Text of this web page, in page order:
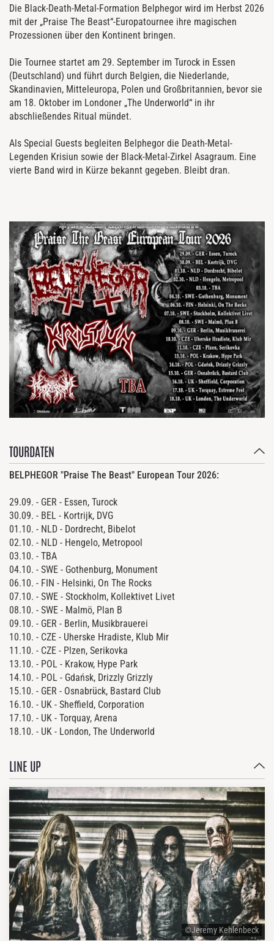
Die Black-Death-Metal-Formation Belphegor wird im Herbst 2026
mit der „Praise The Beast“-Europatournee ihre magischen
Prozessionen über den Kontinent bringen.
Die Tournee startet am 29. September im Turock in Essen
(Deutschland) und führt durch Belgien, die Niederlande,
Skandinavien, Mitteleuropa, Polen und Großbritannien, bevor sie
am 18. Oktober im Londoner „The Underworld“ in ihr
abschließendes Ritual mündet.
Als Special Guests begleiten Belphegor die Death-Metal-
Legenden Krisiun sowie der Black-Metal-Zirkel Asagraum. Eine
vierte Band wird in Kürze bekannt gegeben. Bleibt dran.
TOURDATEN
BELPHEGOR "Praise The Beast" European Tour 2026:
29.09. - GER - Essen, Turock
30.09. - BEL - Kortrijk, DVG
01.10. - NLD - Dordrecht, Bibelot
02.10. - NLD - Hengelo, Metropool
03.10. - TBA
04.10. - SWE - Gothenburg, Monument
06.10. - FIN - Helsinki, On The Rocks
07.10. - SWE - Stockholm, Kollektivet Livet
08.10. - SWE - Malmö, Plan B
09.10. - GER - Berlin, Musikbrauerei
10.10. - CZE - Uherske Hradiste, Klub Mir
11.10. - CZE - Plzen, Serikovka
13.10. - POL - Krakow, Hype Park
14.10. - POL - Gdańsk, Drizzly Grizzly
15.10. - GER - Osnabrück, Bastard Club
16.10. - UK - Sheffield, Corporation
17.10. - UK - Torquay, Arena
18.10. - UK - London, The Underworld
LINE UP
©Jeremy Kehlenbeck